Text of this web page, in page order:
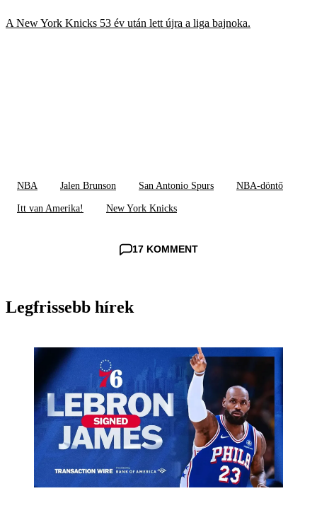
A New York Knicks 53 év után lett újra a liga bajnoka.
NBA Jalen Brunson San Antonio Spurs NBA-döntő
Itt van Amerika! New York Knicks
17 KOMMENT
Legfrissebb hírek